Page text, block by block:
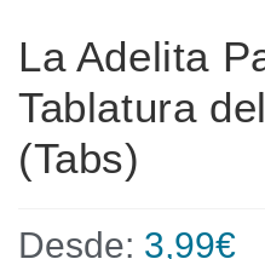
La Adelita
Tablatura
(Tabs)
Desde: 3,99€